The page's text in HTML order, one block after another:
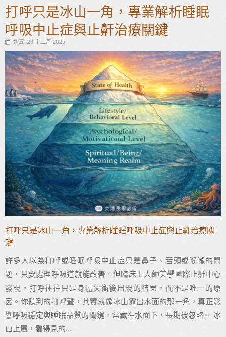
打呼只是冰山一角，專業解析睡眠
呼吸中止症與止鼾治療關鍵
週五, 26 十二月 2025
打呼只是冰山一角，專業解析睡眠呼吸中止症與止鼾治療關
鍵
許多人以為打呼或睡眠呼吸中止症只是鼻子、舌頭或喉嚨的問
題，只要處理呼吸道就能改善。但臨床上大師美學國際止鼾中心
發現，打呼往往只是身體失衡後出現的結果，而不是唯一的原
因。你聽到的打呼聲，其實就像冰山露出水面的那一角，真正影
響呼吸穩定與睡眠品質的關鍵，常藏在水面下，長期被忽略。 冰
山上層，看得見的...